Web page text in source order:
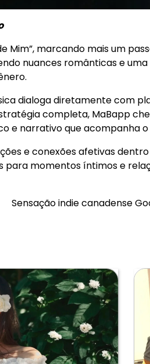
Mim”, marcando mais um
nuances românticas e
dialoga diretamente com
completa, MaBapp
e narrativo que acompanha
e conexões afetivas
para momentos íntimos e
Sensação indie canadense